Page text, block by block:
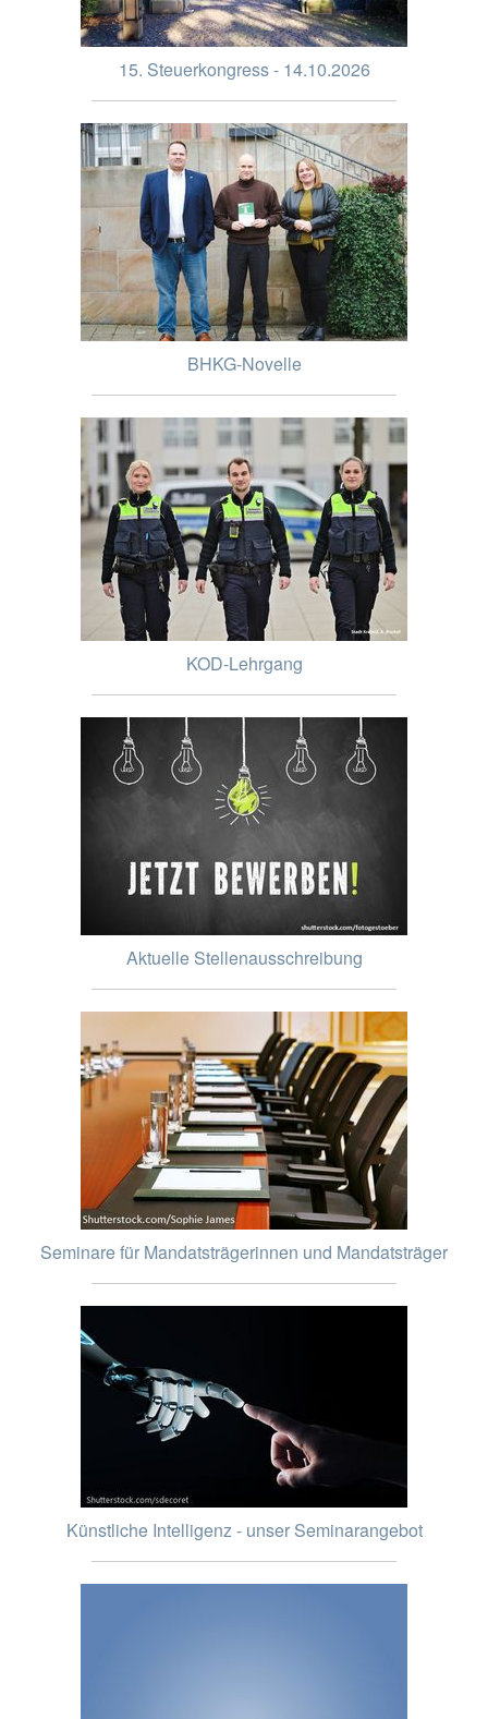
15. Steuerkongress - 14.10.2026
BHKG-Novelle
KOD-Lehrgang
Aktuelle Stellenausschreibung
Seminare für Mandatsträgerinnen und Mandatsträger
Künstliche Intelligenz - unser Seminarangebot